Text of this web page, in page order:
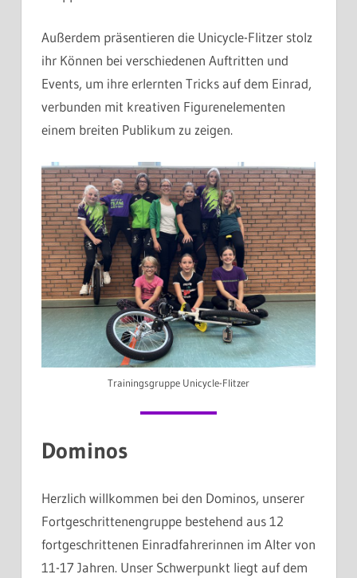
Außerdem präsentieren die Unicycle-Flitzer stolz
ihr Können bei verschiedenen Auftritten und
Events, um ihre erlernten Tricks auf dem Einrad,
verbunden mit kreativen Figurenelementen
einem breiten Publikum zu zeigen.
Trainingsgruppe Unicycle-Flitzer
Dominos
Herzlich willkommen bei den Dominos, unserer
Fortgeschrittenengruppe bestehend aus 12
fortgeschrittenen Einradfahrerinnen im Alter von
11-17 Jahren. Unser Schwerpunkt liegt auf dem